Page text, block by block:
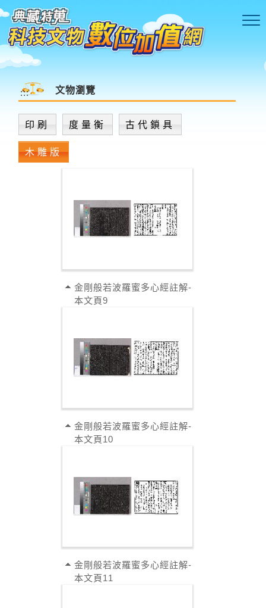
跳到主要內容區塊
::: 文物瀏覽
印刷 度量衡 古代鎖具
木雕版
金剛般若波羅蜜多心經註解-
本文頁9
金剛般若波羅蜜多心經註解-
本文頁10
金剛般若波羅蜜多心經註解-
本文頁11